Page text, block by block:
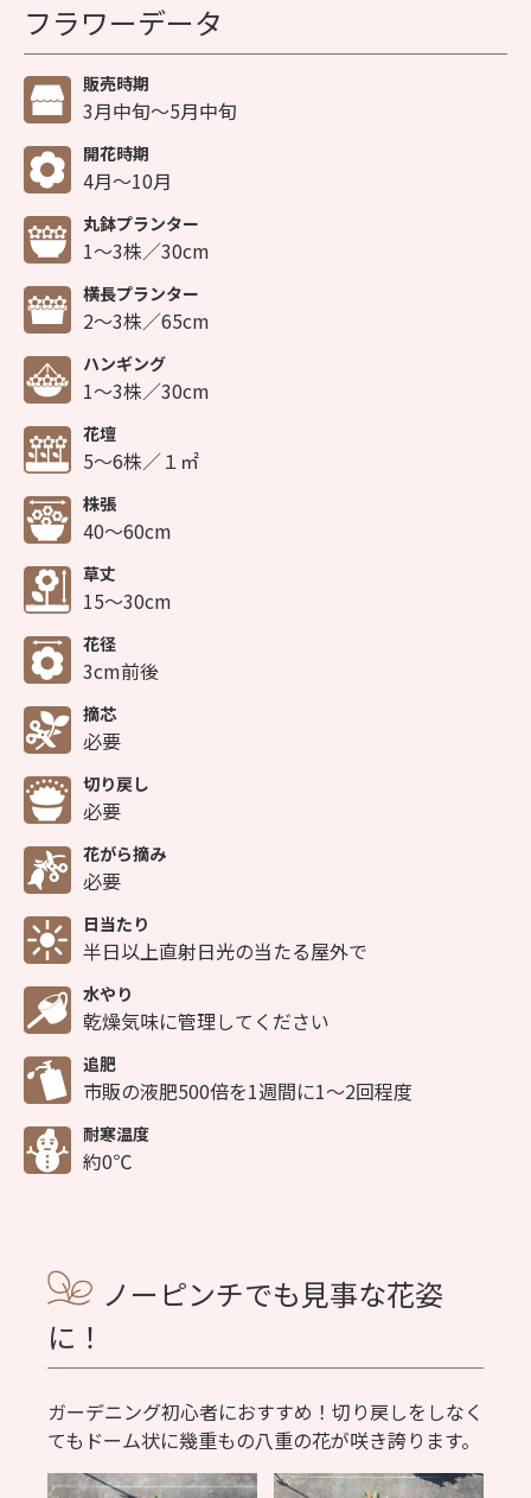
フラワーデータ
販売時期
3月中旬～5月中旬
開花時期
4月～10月
丸鉢プランター
1～3株／30cm
横長プランター
2～3株／65cm
ハンギング
1～3株／30cm
花壇
5～6株／１㎡
株張
40～60cm
草丈
15～30cm
花径
3cm前後
摘芯
必要
切り戻し
必要
花がら摘み
必要
日当たり
半日以上直射日光の当たる屋外で
水やり
乾燥気味に管理してください
追肥
市販の液肥500倍を1週間に1～2回程度
耐寒温度
約0℃
ノーピンチでも見事な花姿
に！
ガーデニング初心者におすすめ！切り戻しをしなく
てもドーム状に幾重もの八重の花が咲き誇ります。